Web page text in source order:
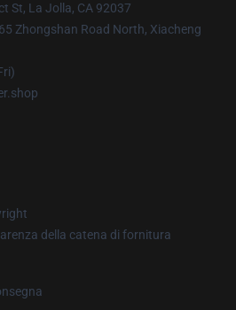
St, La Jolla, CA 92037
Zhongshan Road North, Xiacheng
della catena di fornitura